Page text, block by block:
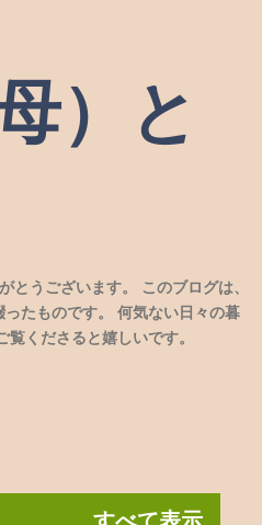
）と
うございます。 このブログは、
たものです。 何気ない日々の暮
くださると嬉しいです。